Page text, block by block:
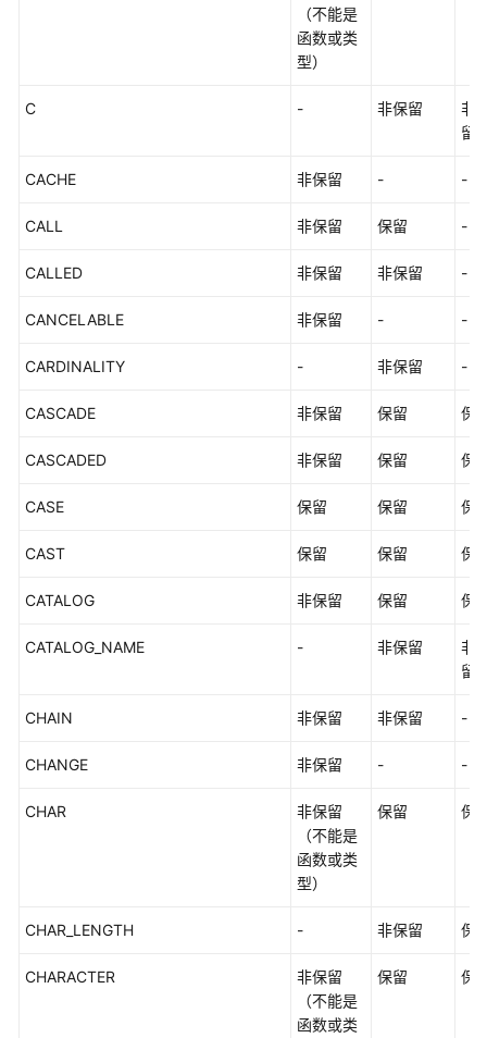
指
（集
式
3.x）
开
指
（分
式
2.x）
开
指
（集
Compatibility
（不能是
函数或类
型）
C - 非保留
非
留
CACHE 非保留 - -
CALL 非保留 保留 -
CALLED 非保留 非保留 -
CANCELABLE 非保留 - -
CARDINALITY - 非保留 -
CASCADE 非保留 保留 保
CASCADED 非保留 保留 保
CASE 保留 保留 保
CAST 保留 保留 保
CATALOG 非保留 保留 保
CATALOG_NAME - 非保留
非
留
CHAIN 非保留 非保留 -
CHANGE 非保留 - -
CHAR
非保留
（不能是
函数或类
型）
保留 保
CHAR_LENGTH - 非保留 保
CHARACTER
非保留
（不能是
函数或类
保留 保